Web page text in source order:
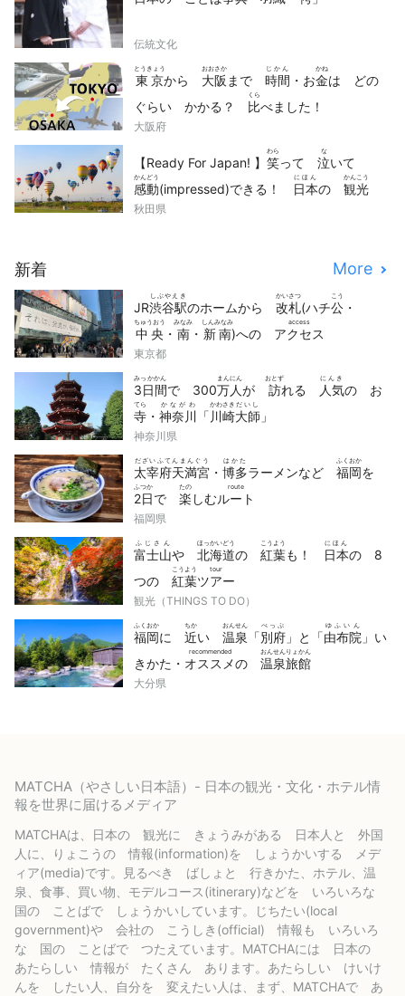
伝統文化
東京
とうきょう
から 大阪
おおさか
まで 時間
じかん
・お金
かね
は どの
ぐらい かかる？ 比
くら
べました！
大阪府
【Ready For Japan! 】 笑
わら
って 泣
な
いて
感動
かんどう
(impressed)できる！ 日本
にほん
の 観光
かんこう
動画
どうが
10
秋田県
新着 More
JR渋谷駅
しぶやえき
のホームから 改札
かいさつ
(ハチ公
こう
・
中央
ちゅうおう
・ 南
みなみ
・ 新南
しんみなみ
)への アクセス
access
東京都
3日間
みっかかん
で 300万人
まんにん
が 訪
おとず
れる 人気
にんき
の お
寺
てら
・ 神奈川
かながわ
「 川崎
かわさき
大師
だいし
」
神奈川県
太宰府天満宮
だざいふてんまんぐう
・ 博多
はかた
ラーメンなど 福岡
ふくおか
を
2日
ふつか
で 楽
たの
しむルート
route
福岡県
富士山
ふじさん
や 北海道
ほっかいどう
の 紅葉
こうよう
も！ 日本
にほん
の 8
つの 紅葉
こうよう
ツアー
tour
観光（THINGS TO DO）
福岡
ふくおか
に 近
ちか
い 温泉
おんせん
「別府
べっぷ
」と「由布院
ゆふいん
」い
きかた・ オススメ
recommended
の 温泉旅館
おんせんりょかん
大分県
MATCHA（やさしい日本語）- 日本の観光・文化・ホテル情
報を世界に届けるメディア
MATCHAは、日本の 観光に きょうみがある 日本人と 外国
人に、りょこうの 情報(information)を しょうかいする メデ
ィア(media)です。見るべき ばしょと 行きかた、ホテル、温
泉、食事、買い物、モデルコース(itinerary)などを いろいろな
国の ことばで しょうかいしています。じちたい(local
government)や 会社の こうしき(official) 情報も いろいろ
な 国の ことばで つたえています。MATCHAには 日本の
あたらしい 情報が たくさん あります。あたらしい けいけ
んを したい人、自分を 変えたい人は、まず、MATCHAで あ